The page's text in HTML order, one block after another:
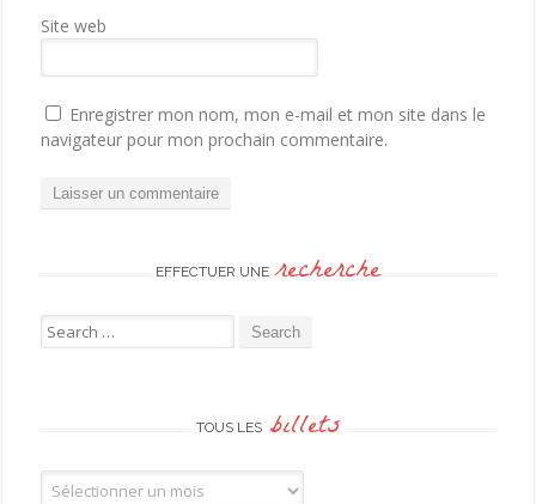
Site web
Enregistrer mon nom, mon e-mail et mon site dans le
navigateur pour mon prochain commentaire.
EFFECTUER UNE recherche
Search for:
TOUS LES billets
Tous les billets